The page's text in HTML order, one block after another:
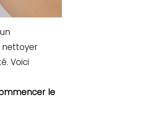
nettoyer
Voici
le